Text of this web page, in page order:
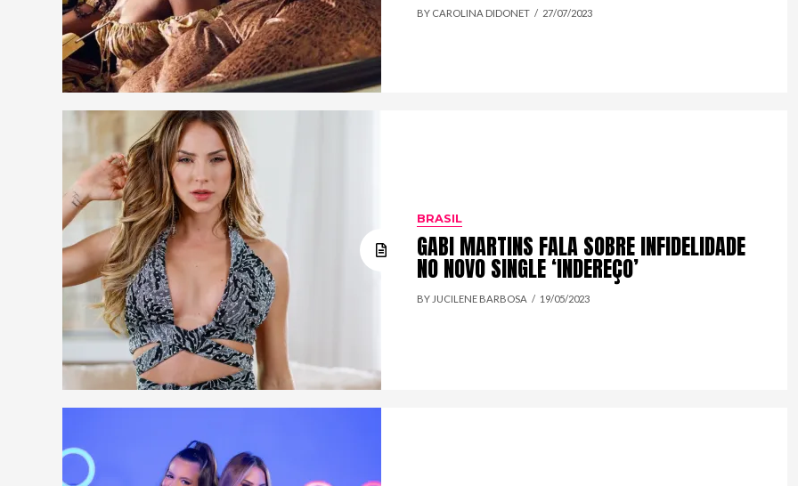
BY CAROLINA DIDONET 27/07/2023
BRASIL
GABI MARTINS FALA SOBRE INFIDELIDADE
NO NOVO SINGLE ‘INDEREÇO’
BY JUCILENE BARBOSA 19/05/2023